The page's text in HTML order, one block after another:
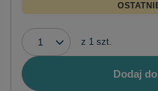
z 1 szt.
Dodaj